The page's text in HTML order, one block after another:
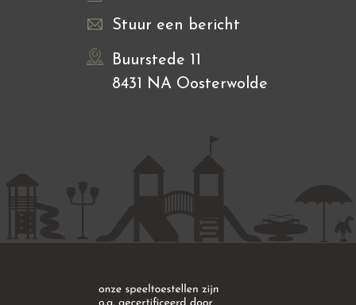
Stuur een bericht
Buurstede 11
8431 NA Oosterwolde